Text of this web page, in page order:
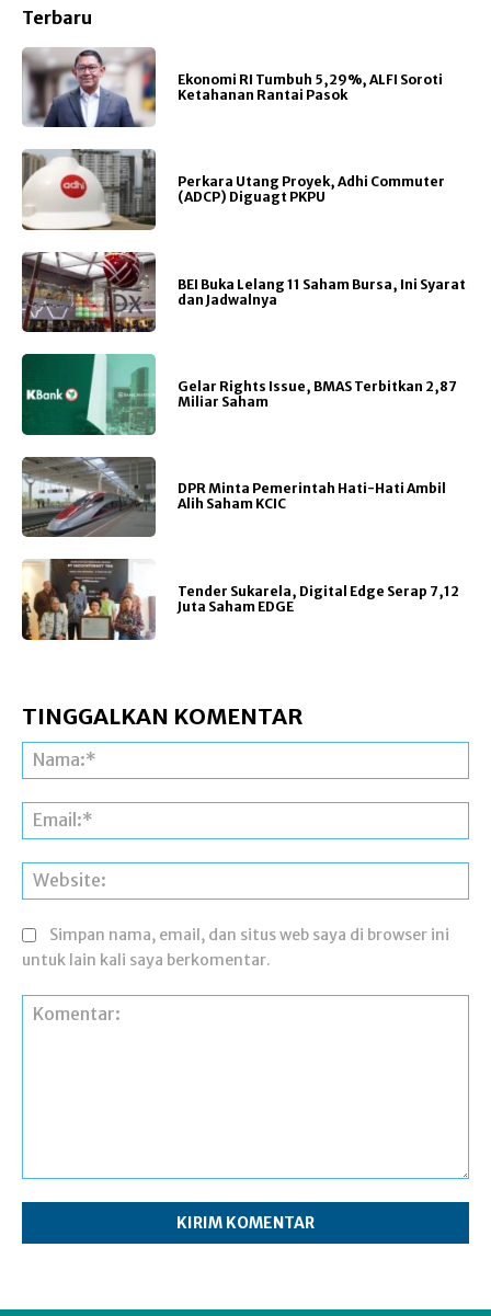
Terbaru
Ekonomi RI Tumbuh 5,29%, ALFI Soroti
Ketahanan Rantai Pasok
Perkara Utang Proyek, Adhi Commuter
(ADCP) Diguagt PKPU
BEI Buka Lelang 11 Saham Bursa, Ini Syarat
dan Jadwalnya
Gelar Rights Issue, BMAS Terbitkan 2,87
Miliar Saham
DPR Minta Pemerintah Hati-Hati Ambil
Alih Saham KCIC
Tender Sukarela, Digital Edge Serap 7,12
Juta Saham EDGE
TINGGALKAN KOMENTAR
Simpan nama, email, dan situs web saya di browser ini
untuk lain kali saya berkomentar.